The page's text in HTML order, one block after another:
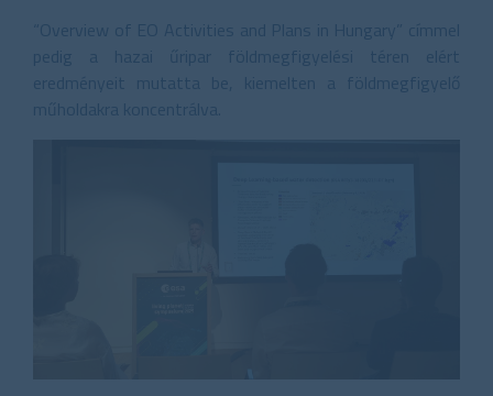
“Overview of EO Activities and Plans in Hungary” címmel
pedig a hazai űripar földmegfigyelési téren elért
eredményeit mutatta be, kiemelten a földmegfigyelő
műholdakra koncentrálva.